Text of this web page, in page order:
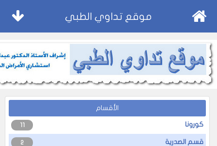
موقع تداوي الطبي
الأقسام
كورونا 11
قسم الصدرية 2